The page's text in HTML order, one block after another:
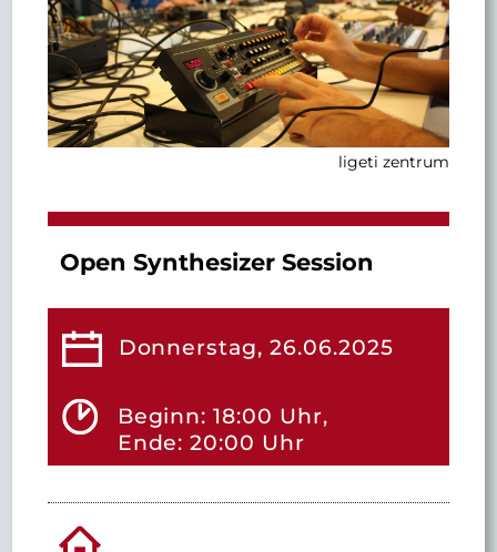
ligeti zentrum
Open Synthesizer Session
Donnerstag, 26.06.2025
Beginn: 18:00 Uhr,
Ende: 20:00 Uhr